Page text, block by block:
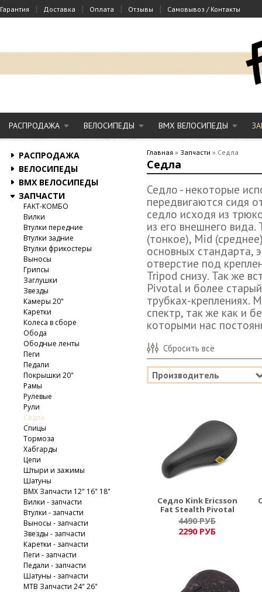
Гарантия | Доставка | Оплата | Отзывы | Самовывоз / Контакты
РАСПРОДАЖА ВЕЛОСИПЕДЫ BMX ВЕЛОСИПЕДЫ
РАСПРОДАЖА
ВЕЛОСИПЕДЫ
BMX ВЕЛОСИПЕДЫ
ЗАПЧАСТИ
FAKT-КОМБО
Вилки
Втулки передние
Втулки задние
Втулки фрикостеры
Выносы
Грипсы
Заглушки
Звезды
Камеры 20"
Каретки
Колеса в сборе
Обода
Ободные ленты
Пеги
Педали
Покрышки 20"
Рамы
Рулевые
Рули
Седла
Спицы
Тормоза
Хабгарды
Цепи
Штыри и зажимы
Шатуны
BMX Запчасти 12" 16" 18"
Вилки - запчасти
Втулки - запчасти
Выносы - запчасти
Звезды - запчасти
Каретки - запчасти
Пеги - запчасти
Педали - запчасти
Шатуны - запчасти
MTB Запчасти 24" 26"
Главная » Запчасти » Седла
Седла
Седло - некоторые
передвигаются сидя
седло исходя из
из его внешнего
(тонкое), Mid
основных стандарта,
отверстие под
Tripod снизу. Так же
Pivotal и более
трубках-креплениях.
спектр, так же как и
которыми нас
Сбросить всё
Производитель
Седло Kink Ericsson
Fat Stealth Pivotal
4490 РУБ
2290 РУБ